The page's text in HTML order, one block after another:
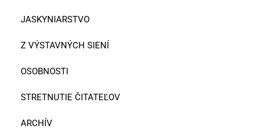
JASKYNIARSTVO
Z VÝSTAVNÝCH SIENÍ
OSOBNOSTI
STRETNUTIE ČITATEĽOV
ARCHÍV